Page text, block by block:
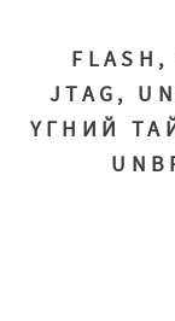
JTAG,
ҮГНИЙ